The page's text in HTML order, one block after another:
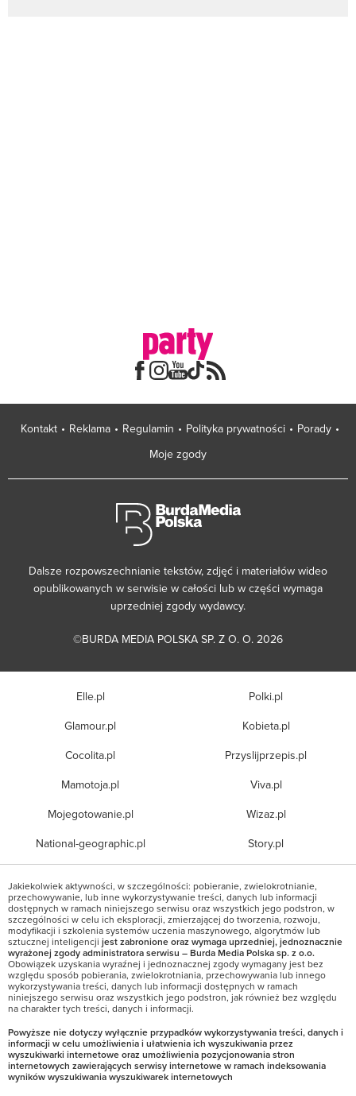
Kontakt Reklama Regulamin Polityka prywatności
Porady
Moje zgody
Dalsze rozpowszechnianie tekstów, zdjęć i materiałów wideo
opublikowanych w serwisie w całości lub w części wymaga
uprzedniej zgody wydawcy.
©BURDA MEDIA POLSKA SP. Z O. O. 2026
Elle.pl
Glamour.pl
Cocolita.pl
Mamotoja.pl
Mojegotowanie.pl
National-geographic.pl
Polki.pl
Kobieta.pl
Przyslijprzepis.pl
Viva.pl
Wizaz.pl
Story.pl
Jakiekolwiek aktywności, w szczególności: pobieranie, zwielokrotnianie,
przechowywanie, lub inne wykorzystywanie treści, danych lub informacji
dostępnych w ramach niniejszego serwisu oraz wszystkich jego podstron, w
szczególności w celu ich eksploracji, zmierzającej do tworzenia, rozwoju,
modyfikacji i szkolenia systemów uczenia maszynowego, algorytmów lub
sztucznej inteligencji jest zabronione oraz wymaga uprzedniej, jednoznacznie
wyrażonej zgody administratora serwisu – Burda Media Polska sp. z o.o.
Obowiązek uzyskania wyraźnej i jednoznacznej zgody wymagany jest bez
względu sposób pobierania, zwielokrotniania, przechowywania lub innego
wykorzystywania treści, danych lub informacji dostępnych w ramach
niniejszego serwisu oraz wszystkich jego podstron, jak również bez względu
na charakter tych treści, danych i informacji.
Powyższe nie dotyczy wyłącznie przypadków wykorzystywania treści, danych i
informacji w celu umożliwienia i ułatwienia ich wyszukiwania przez
wyszukiwarki internetowe oraz umożliwienia pozycjonowania stron
internetowych zawierających serwisy internetowe w ramach indeksowania
wyników wyszukiwania wyszukiwarek internetowych